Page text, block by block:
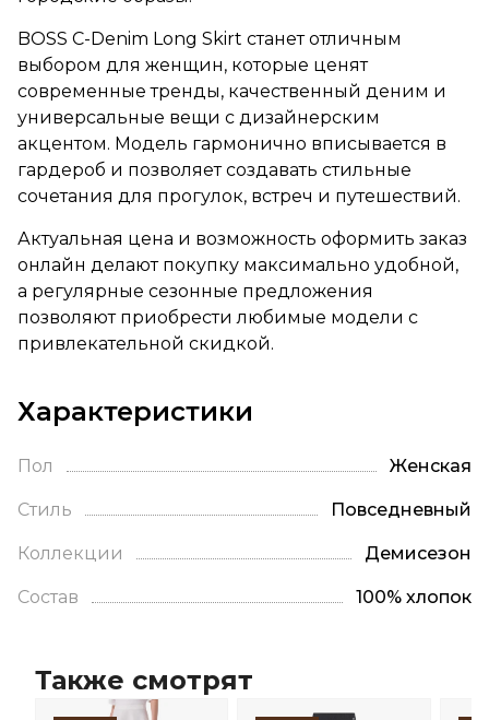
BOSS C-Denim Long Skirt станет отличным
выбором для женщин, которые ценят
современные тренды, качественный деним и
универсальные вещи с дизайнерским
акцентом. Модель гармонично вписывается в
гардероб и позволяет создавать стильные
сочетания для прогулок, встреч и путешествий.
Актуальная цена и возможность оформить заказ
онлайн делают покупку максимально удобной,
а регулярные сезонные предложения
позволяют приобрести любимые модели с
привлекательной скидкой.
Характеристики
Пол Женская
Стиль Повседневный
Коллекции Демисезон
Состав 100% хлопок
Также смотрят